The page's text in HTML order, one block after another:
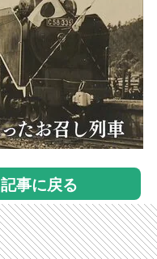
記事に戻る